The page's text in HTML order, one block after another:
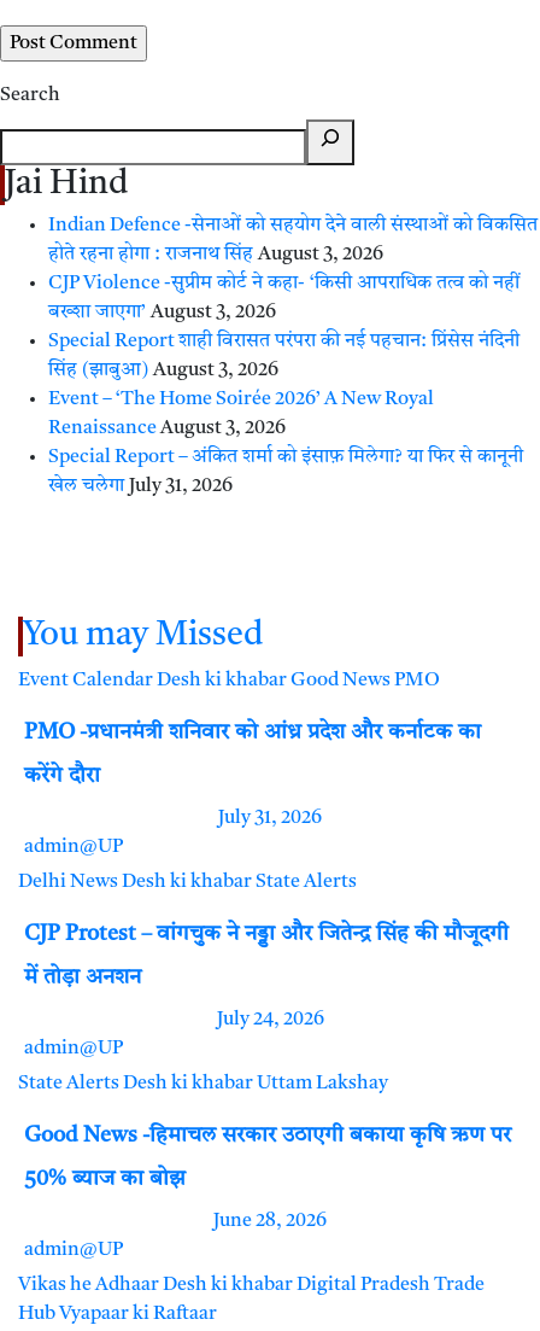
Search
Jai Hind
Indian Defence -सेनाओं को सहयोग देने वाली संस्थाओं को विकसित
होते रहना होगा : राजनाथ सिंह August 3, 2026
CJP Violence -सुप्रीम कोर्ट ने कहा- ‘किसी आपराधिक तत्व को नहीं
बख्शा जाएगा’ August 3, 2026
Special Report शाही विरासत परंपरा की नई पहचान: प्रिंसेस नंदिनी
सिंह (झाबुआ) August 3, 2026
Event – ‘The Home Soirée 2026’ A New Royal
RenaissanceAugust 3, 2026
Special Report – अंकित शर्मा को इंसाफ़ मिलेगा? या फिर से कानूनी
खेल चलेगा July 31, 2026
You may Missed
Event CalendarDesh ki khabarGood NewsPMO
PMO -प्रधानमंत्री शनिवार को आंध्र प्रदेश और कर्नाटक का
करेंगे दौरा
July 31, 2026
admin@UP
Delhi NewsDesh ki khabarState Alerts
CJP Protest – वांगचुक ने नड्डा और जितेन्द्र सिंह की मौजूदगी
में तोड़ा अनशन
July 24, 2026
admin@UP
State AlertsDesh ki khabar Uttam Lakshay
Good News -हिमाचल सरकार उठाएगी बकाया कृषि ऋण पर
50% ब्याज का बोझ
June 28, 2026
admin@UP
Vikas he AdhaarDesh ki khabarDigital PradeshTrade
Hub Vyapaar ki Raftaar